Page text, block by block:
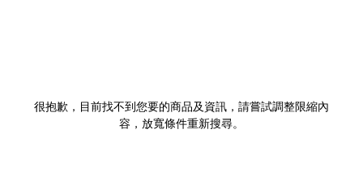
很抱歉，目前找不到您要的商品及資訊，請嘗試調整限縮內
容，放寬條件重新搜尋。